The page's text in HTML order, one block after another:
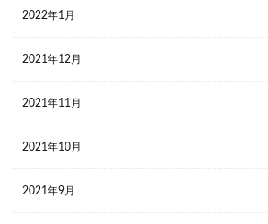
2022年1月
2021年12月
2021年11月
2021年10月
2021年9月